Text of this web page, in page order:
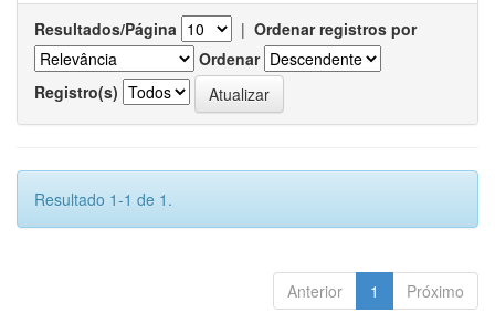
Resultados/Página | Ordenar registros por
Ordenar
Registro(s)
Resultado 1-1 de 1.
Anterior 1 Próximo